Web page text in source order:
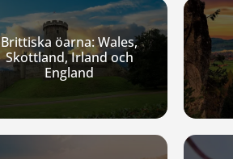
Brittiska öarna: Wales,
Skottland, Irland och
England